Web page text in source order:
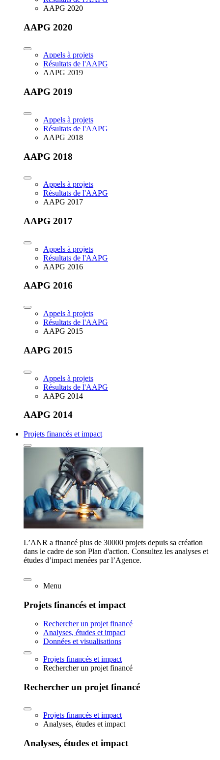
AAPG 2020
AAPG 2020
Appels à projets
Résultats de l'AAPG
AAPG 2019
AAPG 2019
Appels à projets
Résultats de l'AAPG
AAPG 2018
AAPG 2018
Appels à projets
Résultats de l'AAPG
AAPG 2017
AAPG 2017
Appels à projets
Résultats de l'AAPG
AAPG 2016
AAPG 2016
Appels à projets
Résultats de l'AAPG
AAPG 2015
AAPG 2015
Appels à projets
Résultats de l'AAPG
AAPG 2014
AAPG 2014
Projets financés et impact
L’ANR a financé plus de 30000 projets depuis sa création
dans le cadre de son Plan d'action. Consultez les analyses et
études d’impact menées par l’Agence.
Menu
Projets financés et impact
Rechercher un projet financé
Analyses, études et impact
Données et visualisations
Projets financés et impact
Rechercher un projet financé
Rechercher un projet financé
Projets financés et impact
Analyses, études et impact
Analyses, études et impact